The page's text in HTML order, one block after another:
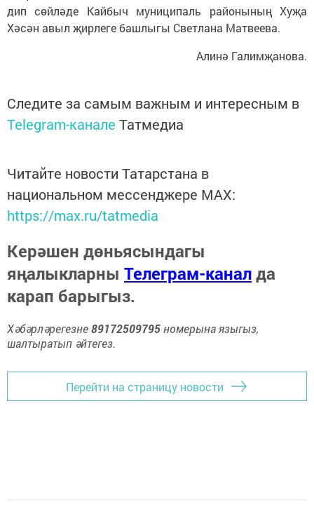
дип сөйләде Кайбыч муниципаль районының Хуҗа
Хәсән авыл җирлеге башлыгы Светлана Матвеева.
Алинә Галимҗанова.
Следите за самым важным и интересным в
Telegram-канале Татмедиа
Читайте новости Татарстана в
национальном мессенджере MАХ:
https://max.ru/tatmedia
Керәшен дөньясындагы
яңалыкларны Телеграм-каналда
карап барыгыз.
Хәбәрләрегезне89172509795номерына языгыз,
шалтыратып әйтегез.
Перейти на страницу новости